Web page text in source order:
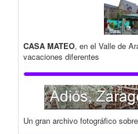
CASA MATEO, en el Valle de
vacaciones diferentes
Un gran archivo fotográfico